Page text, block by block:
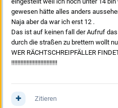
gewesen hätte alles anders
Naja aber da war ich erst 12 .
Das ist auf keinen fall der Aufruf
durch die straßen zu brettern wollt
WER RÄCHTSCHREIPFÄLLER
!!!!!!!!!!!!!!!!!!!!!!!!!!!!!!
Zitieren